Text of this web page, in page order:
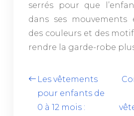
serrés pour que
dans ses
des couleurs et des
rendre la garde-robe
Les vêtements
pour enfants de
0 à 12 mois :